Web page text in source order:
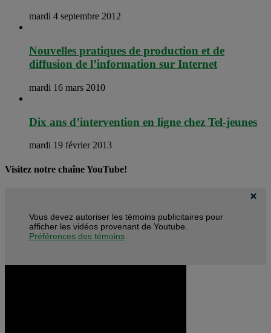
mardi 4 septembre 2012
Nouvelles pratiques de production et de
diffusion de l’information sur Internet
mardi 16 mars 2010
Dix ans d’intervention en ligne chez Tel-jeunes
mardi 19 février 2013
Visitez notre chaîne YouTube!
Vous devez autoriser les témoins publicitaires pour
afficher les vidéos provenant de Youtube.
Préférences des témoins